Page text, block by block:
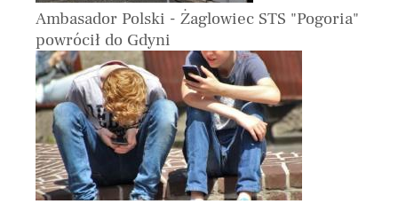
Ambasador Polski - Żaglowiec STS "Pogoria"
powrócił do Gdyni